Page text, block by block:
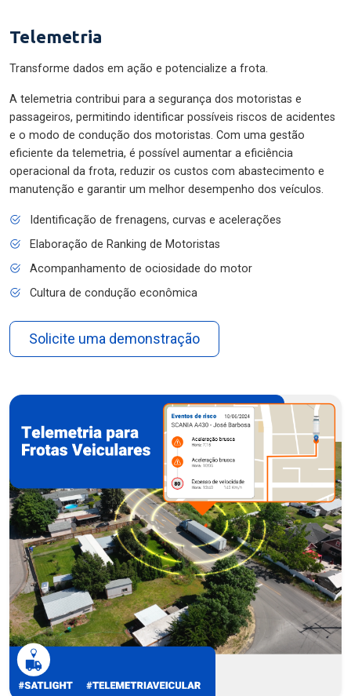
Telemetria
Transforme dados em ação e potencialize a frota.
A telemetria contribui para a segurança dos motoristas e
passageiros, permitindo identificar possíveis riscos de acidentes
e o modo de condução dos motoristas. Com uma gestão
eficiente da telemetria, é possível aumentar a eficiência
operacional da frota, reduzir os custos com abastecimento e
manutenção e garantir um melhor desempenho dos veículos.
Identificação de frenagens, curvas e acelerações
Elaboração de Ranking de Motoristas
Acompanhamento de ociosidade do motor
Cultura de condução econômica
Solicite uma demonstração